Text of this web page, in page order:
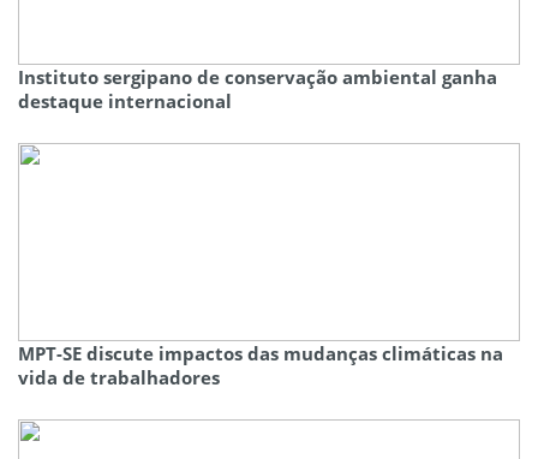
Instituto sergipano de conservação ambiental ganha
destaque internacional
MPT-SE discute impactos das mudanças climáticas na
vida de trabalhadores